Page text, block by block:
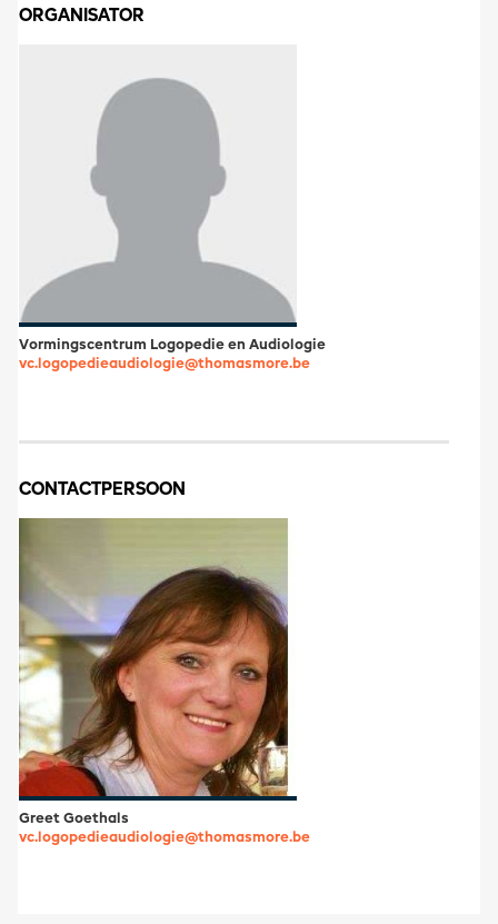
ORGANISATOR
Vormingscentrum Logopedie en Audiologie
vc.logopedieaudiologie@thomasmore.be
CONTACTPERSOON
Greet Goethals
vc.logopedieaudiologie@thomasmore.be